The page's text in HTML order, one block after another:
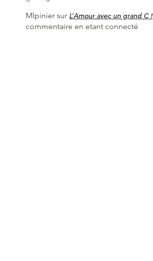
Mlpinier sur L’Amour avec un grand C !
commentaire en etant connecté